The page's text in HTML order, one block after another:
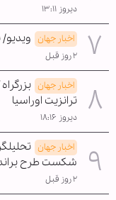
دیروز ۱۳:۱۱
اخبار جهان
۲ روز قبل
اخبار جهان
ترانزیت اوراسیا
دیروز ۱۸:۱۶
اخبار جهان
شکست طرح
۲ روز قبل